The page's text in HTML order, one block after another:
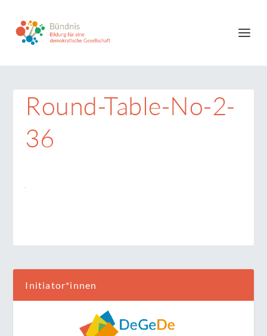
Round-Table-No-2-
36
Initiator*innen